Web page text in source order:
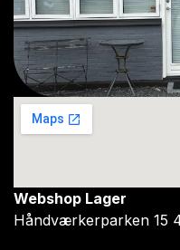
Webshop Lager
Håndværkerparken 15